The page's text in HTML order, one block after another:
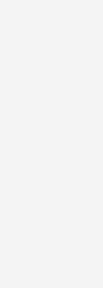
Tiểu lắt nhắt, tiểu gắt buốt,